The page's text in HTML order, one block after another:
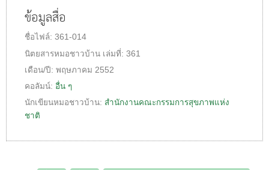
ข้อมูลสื่อ
ชื่อไฟล์: 361-014
นิตยสารหมอชาวบ้าน เล่มที่: 361
เดือน/ปี: พฤษภาคม 2552
คอลัมน์: อื่น ๆ
นักเขียนหมอชาวบ้าน: สำนักงานคณะกรรมการสุขภาพแห่ง
ชาติ